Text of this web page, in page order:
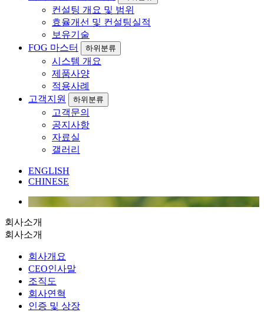
컨설팅 개요 및 범위
효율개선 및 컨설팅실적
보유기술
FOG 마스터
하위분류
시스템 개요
제품사양
적용사례
고객지원
하위분류
고객문의
공지사항
자료실
갤러리
ENGLISH
CHINESE
회사소개
회사소개
회사개요
CEO인사말
조직도
회사연혁
인증 및 상장